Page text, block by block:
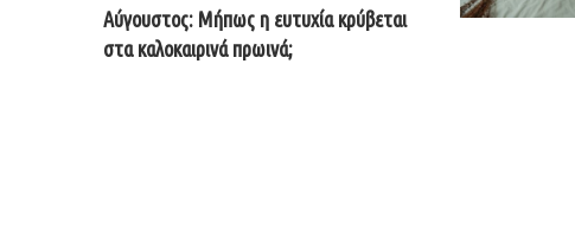
Αύγουστος: Μήπως η ευτυχία κρύβεται
στα καλοκαιρινά πρωινά;